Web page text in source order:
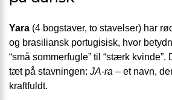
Yara (4 bogstaver, to stavelser) har
og brasiliansk portugisisk, hvor
“små sommerfugle” til “stærk
tæt på stavningen: JA-ra – et navn,
kraftfuldt.